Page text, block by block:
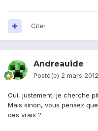
Citer
Andreauide
Posté(e) 2 mars 2012
Oui, justement, je cherche
Mais sinon, vous pensez
des vrais ?